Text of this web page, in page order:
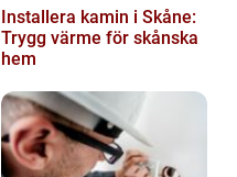
Installera kamin i Skåne:
Trygg värme för skånska
hem